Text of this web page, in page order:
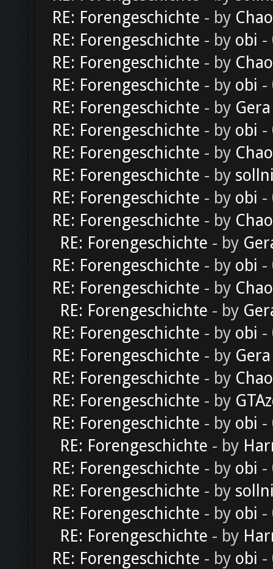
RE: Forengeschichte - by
RE: Forengeschichte - by obi -
RE: Forengeschichte - by
RE: Forengeschichte - by obi -
RE: Forengeschichte - by Gera
RE: Forengeschichte - by obi -
RE: Forengeschichte - by
RE: Forengeschichte - by
RE: Forengeschichte - by obi -
RE: Forengeschichte - by
RE: Forengeschichte - by
RE: Forengeschichte - by obi -
RE: Forengeschichte - by
RE: Forengeschichte - by
RE: Forengeschichte - by obi -
RE: Forengeschichte - by Gera
RE: Forengeschichte - by
RE: Forengeschichte - by
RE: Forengeschichte - by obi -
RE: Forengeschichte - by
RE: Forengeschichte - by obi -
RE: Forengeschichte - by
RE: Forengeschichte - by obi -
RE: Forengeschichte - by
RE: Forengeschichte - by obi -